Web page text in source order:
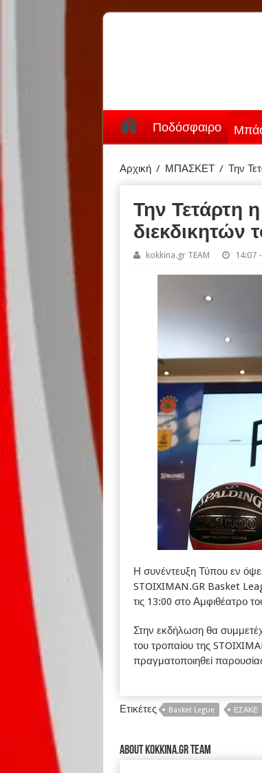
Ποδόσφαιρο
Αρχική / ΜΠΑΣΚΕΤ / Την
Την Τετάρτη
διεκδικητών
kokkina.gr TEAM 14:07
Η συνέντευξη Τύπου εν
STOIXIMAN.GR Basket
τις 13:00 στο Αμφιθέατρο
Στην εκδήλωση θα
του τροπαίου της
πραγματοποιηθεί
Ετικέτες Basket Legue ΕΣΑΚΕ
About kokkina.gr TEAM